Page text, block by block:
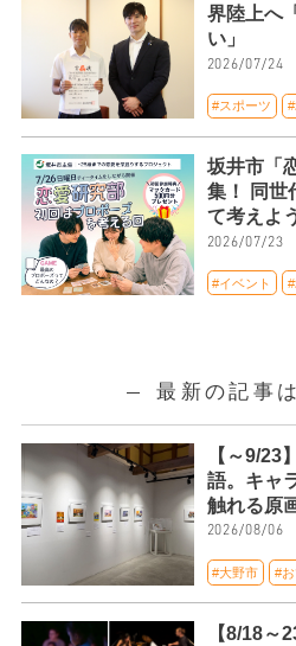
界陸上へ
い」
2026/07/24
#スポーツ
坂井市「
集！ 同世
て考えよ
2026/07/23
#イベント
最新の記事
【～9/23
語。キャ
触れる原
2026/08/06
#大野市 #
【8/18～